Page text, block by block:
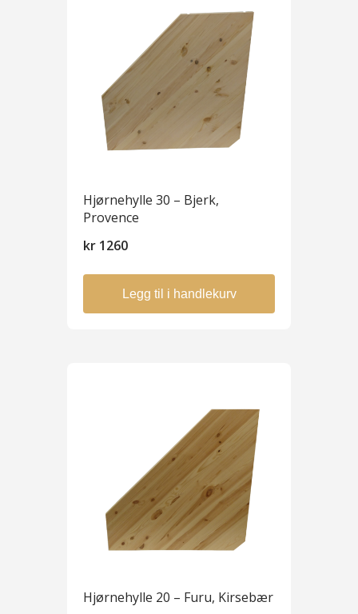
Hjørnehylle 30 – Bjerk,
Provence
kr 1260
Legg til i handlekurv
Hjørnehylle 20 – Furu, Kirsebær